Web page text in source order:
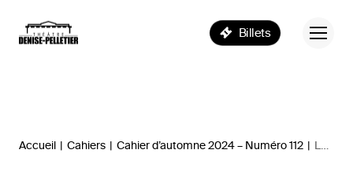
Billets
Accueil | Cahiers | Cahier d’automne 2024 – Numéro 112 | Les personnages d’Iphigénie : Destins entrelacés et tragédie inéluctable